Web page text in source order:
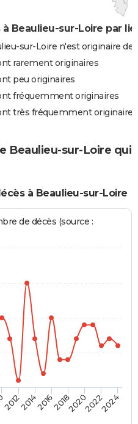
Beaulieu-sur-Loire par
sur-Loire n'est originaire
rarement originaires
peu originaires
fréquemment originaires
très fréquemment originaires
Beaulieu-sur-Loire qui
à Beaulieu-sur-Loire
de décès (source :
2012201420162018202020222024